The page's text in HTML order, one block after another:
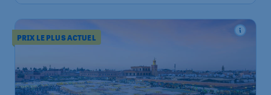
PRIX LE PLUS ACTUEL